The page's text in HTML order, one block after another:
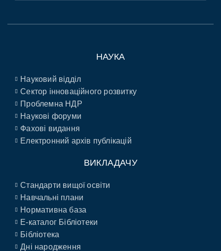
НАУКА
Науковий відділ
Сектор інноваційного розвитку
Проблемна НДР
Наукові форуми
Фахові видання
Електронний архів публікацій
ВИКЛАДАЧУ
Стандарти вищої освіти
Навчальні плани
Нормативна база
E-каталог Бібліотеки
Бібліотека
Дні народження